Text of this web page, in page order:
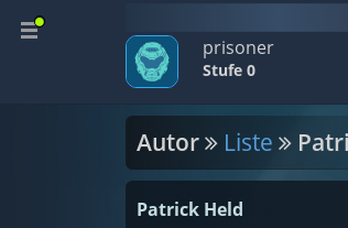
prisoner
Stufe 0
Autor Liste
Patrick Held